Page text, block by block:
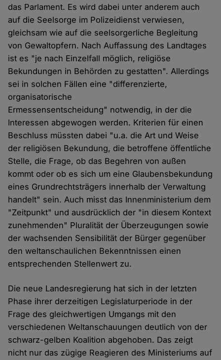
das Parlament. Es wird dabei unter anderem auch
auf die Seelsorge im Polizeidienst verwiesen,
gleichsam wie auf die seelsorgerliche Begleitung
von Gewaltopfern. Nach Auffassung des Landtages
ist es "je nach Einzelfall möglich, religiöse
Bekundungen in Behörden zu gestatten". Allerdings
sei in solchen Fällen eine "differenzierte,
organisatorische
Ermessensentscheidung" notwendig, in der die
Interessen abgewogen werden. Kriterien für einen
Beschluss müssten dabei "u.a. die Art und Weise
der religiösen Bekundung, die betroffene öffentliche
Stelle, die Frage, ob das Begehren von außen
kommt oder ob es sich um eine Glaubensbekundung
eines Grundrechtsträgers innerhalb der Verwaltung
handelt" sein. Auch misst das Innenministerium dem
"Zeitpunkt" und ausdrücklich der "in diesem Kontext
zunehmenden" Pluralität der Überzeugungen sowie
der wachsenden Sensibilität der Bürger gegenüber
den weltanschaulichen Bekenntnissen einen
entsprechenden Stellenwert zu.
Die neue Landesregierung hat sich in der letzten
Phase ihrer derzeitigen Legislaturperiode in der
Frage des gleichwertigen Umgangs mit den
verschiedenen Weltanschauungen deutlich von der
schwarz-gelben Koalition abgehoben. Das zeigt
nicht nur das zügige Reagieren des Ministeriums auf